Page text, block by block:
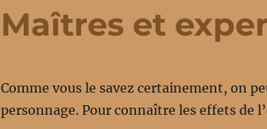
Maîtres et
Comme vous le savez certainement, on
personnage. Pour connaître les effets de